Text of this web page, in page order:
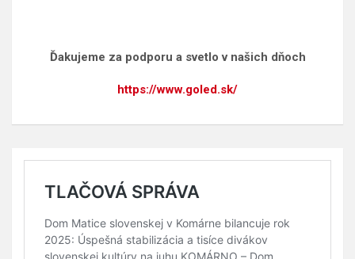
Ďakujeme za podporu a svetlo v našich dňoch
https://www.goled.sk/